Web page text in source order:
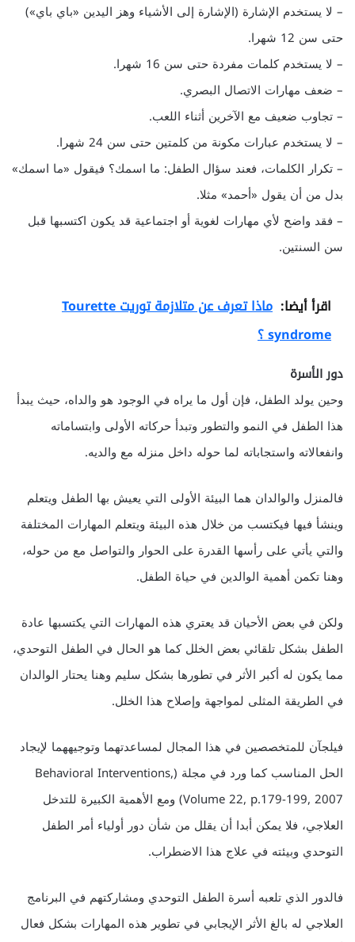
– لا يستخدم الإشارة (الإشارة إلى الأشياء وهز اليدين «باي باي»)
حتى سن 12 شهرا.
– لا يستخدم كلمات مفردة حتى سن 16 شهرا.
– ضعف مهارات الاتصال البصري.
– تجاوب ضعيف مع الآخرين أثناء اللعب.
– لا يستخدم عبارات مكونة من كلمتين حتى سن 24 شهرا.
– تكرار الكلمات، فعند سؤال الطفل: ما اسمك؟ فيقول «ما اسمك»
بدل من أن يقول «أحمد» مثلا.
– فقد واضح لأي مهارات لغوية أو اجتماعية قد يكون اكتسبها قبل
سن السنتين.
اقرأ أيضا:
ماذا تعرف عن متلازمة توريت Tourette
syndrome ؟
دور الأسرة
وحين يولد الطفل، فإن أول ما يراه في الوجود هو والداه، حيث يبدأ
هذا الطفل في النمو والتطور وتبدأ حركاته الأولى وابتساماته
وانفعالاته واستجاباته لما حوله داخل منزله مع والديه.
فالمنزل والوالدان هما البيئة الأولى التي يعيش بها الطفل ويتعلم
وينشأ فيها فيكتسب من خلال هذه البيئة ويتعلم المهارات المختلفة
والتي يأتي على رأسها القدرة على الحوار والتواصل مع من حوله،
وهنا تكمن أهمية الوالدين في حياة الطفل.
ولكن في بعض الأحيان قد يعتري هذه المهارات التي يكتسبها عادة
الطفل بشكل تلقائي بعض الخلل كما هو الحال في الطفل التوحدي،
مما يكون له أكبر الأثر في تطورها بشكل سليم وهنا يحتار الوالدان
في الطريقة المثلى لمواجهة وإصلاح هذا الخلل.
فيلجآن للمتخصصين في هذا المجال لمساعدتهما وتوجيههما لإيجاد
الحل المناسب كما ورد في مجلة (Behavioral Interventions,
Volume 22, p.179-199, 2007) ومع الأهمية الكبيرة للتدخل
العلاجي، فلا يمكن أبدا أن يقلل من شأن دور أولياء أمر الطفل
التوحدي وبيئته في علاج هذا الاضطراب.
فالدور الذي تلعبه أسرة الطفل التوحدي ومشاركتهم في البرنامج
العلاجي له بالغ الأثر الإيجابي في تطوير هذه المهارات بشكل فعال